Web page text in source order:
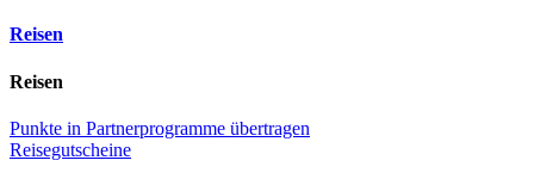
Reisen
Reisen
Punkte in Partnerprogramme übertragen
Reisegutscheine